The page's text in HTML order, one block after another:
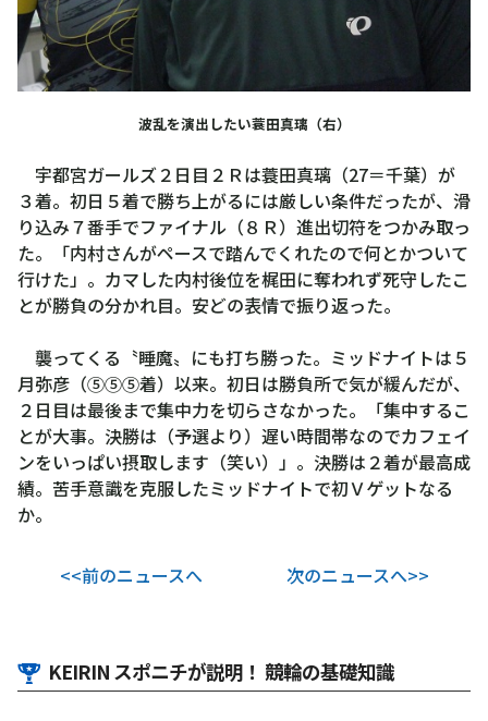
波乱を演出したい蓑田真璃（右）
宇都宮ガールズ２日目２Ｒは蓑田真璃（27＝千葉）が
３着。初日５着で勝ち上がるには厳しい条件だったが、滑
り込み７番手でファイナル（８Ｒ）進出切符をつかみ取っ
た。「内村さんがペースで踏んでくれたので何とかついて
行けた」。カマした内村後位を梶田に奪われず死守したこ
とが勝負の分かれ目。安どの表情で振り返った。
襲ってくる〝睡魔〟にも打ち勝った。ミッドナイトは５
月弥彦（⑤⑤⑤着）以来。初日は勝負所で気が緩んだが、
２日目は最後まで集中力を切らさなかった。「集中するこ
とが大事。決勝は（予選より）遅い時間帯なのでカフェイ
ンをいっぱい摂取します（笑い）」。決勝は２着が最高成
績。苦手意識を克服したミッドナイトで初Ｖゲットなる
か。
<<前のニュースへ 次のニュースへ>>
KEIRIN スポニチが説明！ 競輪の基礎知識